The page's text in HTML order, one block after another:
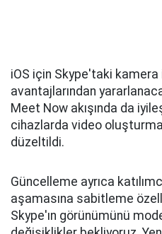
iOS için Skype'taki
avantajlarından
Meet Now akışında da
cihazlarda video
düzeltildi.
Güncelleme ayrıca
aşamasına sabitleme
Skype'ın görünümünü